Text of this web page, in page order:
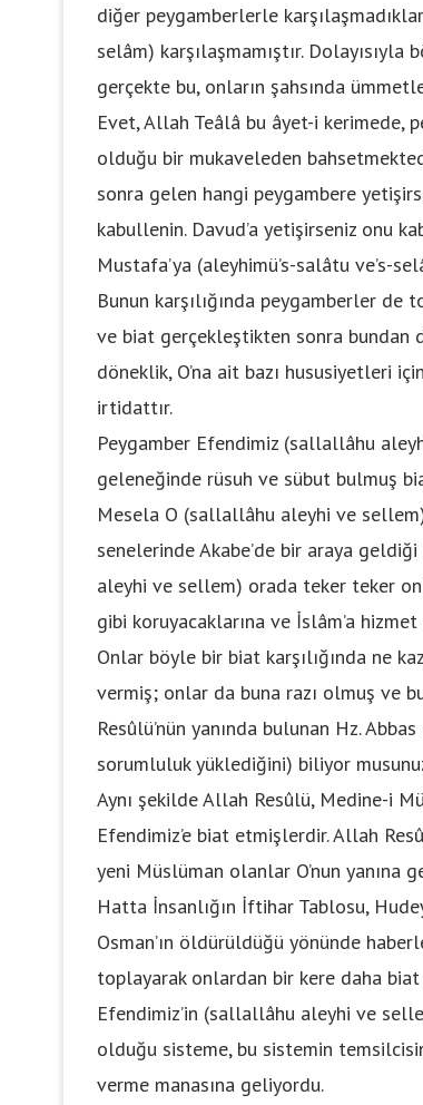
diğer peygamberlerle
selâm) karşılaşmamıştır.
gerçekte bu, onların şahsında
Evet, Allah Teâlâ bu âyet-i kerimede,
olduğu bir mukaveleden
sonra gelen hangi peygambere
kabullenin. Davud’a yetişirseniz onu
Mustafa’ya (aleyhimü’s-salâtu ve’s-
Bunun karşılığında peygamberler
ve biat gerçekleştikten sonra bundan
döneklik, O’na ait bazı hususiyetleri
irtidattır.
Peygamber Efendimiz (sallallâhu
geleneğinde rüsuh ve sübut bulmuş
Mesela O (sallallâhu aleyhi ve
senelerinde Akabe’de bir araya
aleyhi ve sellem) orada teker teker
gibi koruyacaklarına ve İslâm’a
Onlar böyle bir biat karşılığında ne
vermiş; onlar da buna razı olmuş ve
Resûlü’nün yanında bulunan Hz.
sorumluluk yüklediğini) biliyor
Aynı şekilde Allah Resûlü, Medine-i
Efendimiz’e biat etmişlerdir. Allah
yeni Müslüman olanlar O’nun
Hatta İnsanlığın İftihar Tablosu,
Osman’ın öldürüldüğü yönünde
toplayarak onlardan bir kere daha biat
Efendimiz’in (sallallâhu aleyhi ve
olduğu sisteme, bu sistemin
verme manasına geliyordu.